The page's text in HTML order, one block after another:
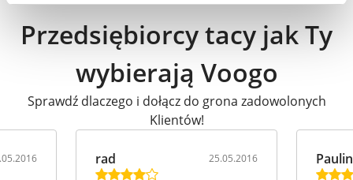
Przedsiębiorcy tacy jak Ty
wybierają Voogo
Sprawdź dlaczego i dołącz do grona zadowolonych
Klientów!
rad 25.05.2016